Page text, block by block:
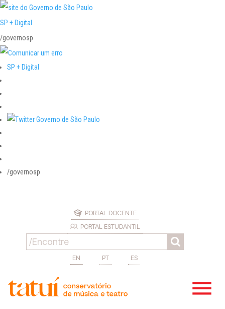
SP + Digital
/governosp
SP + Digital
/governosp
PORTAL DOCENTE
PORTAL ESTUDANTIL
EN PT ES